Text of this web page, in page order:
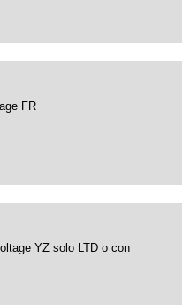
FR
YZ solo LTD o con